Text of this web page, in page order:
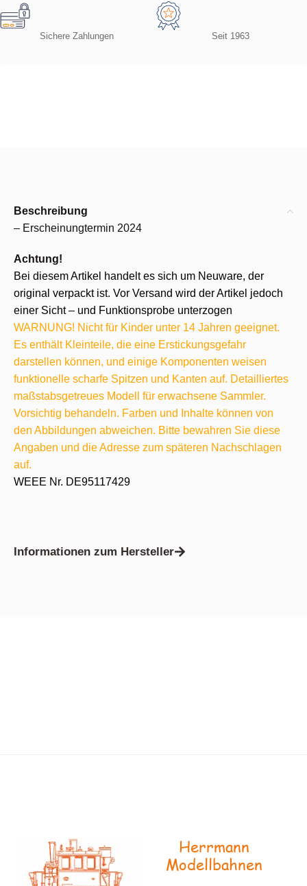
Sichere Zahlungen Seit 1963
Beschreibung
– Erscheinungtermin 2024
Achtung!
Bei diesem Artikel handelt es sich um Neuware, der
original verpackt ist. Vor Versand wird der Artikel jedoch
einer Sicht – und Funktionsprobe unterzogen
WARNUNG! Nicht für Kinder unter 14 Jahren geeignet.
Es enthält Kleinteile, die eine Erstickungsgefahr
darstellen können, und einige Komponenten weisen
funktionelle scharfe Spitzen und Kanten auf. Detailliertes
maßstabsgetreues Modell für erwachsene Sammler.
Vorsichtig behandeln. Farben und Inhalte können von
den Abbildungen abweichen. Bitte bewahren Sie diese
Angaben und die Adresse zum späteren Nachschlagen
auf.
WEEE Nr. DE95117429
Informationen zum Hersteller
Herrmann
Modellbahnen